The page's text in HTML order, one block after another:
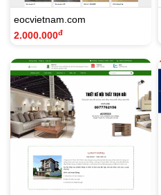
eocvietnam.com
2.000.000đ